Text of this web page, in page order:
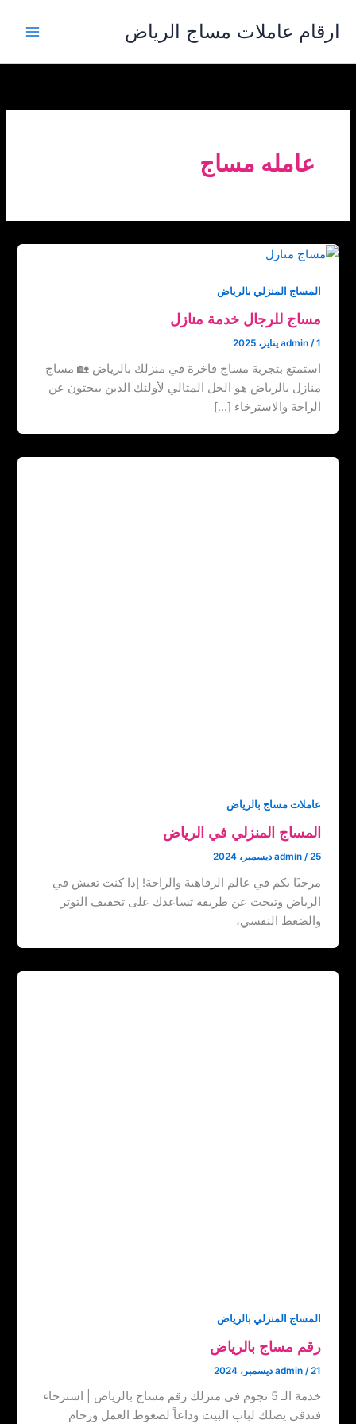
المحتوى
ارقام عاملات مساج الرياض
عامله مساج
المساج المنزلي بالرياض
مساج للرجال خدمة منازل
admin /1 يناير، 2025
استمتع بتجربة مساج فاخرة في منزلك بالرياض 🏡 مساج
منازل بالرياض هو الحل المثالي لأولئك الذين يبحثون عن
الراحة والاسترخاء […]
عاملات مساج بالرياض
المساج المنزلي في الرياض
admin /25 ديسمبر، 2024
مرحبًا بكم في عالم الرفاهية والراحة! إذا كنت تعيش في
الرياض وتبحث عن طريقة تساعدك على تخفيف التوتر
والضغط النفسي،
المساج المنزلي بالرياض
رقم مساج بالرياض
admin /21 ديسمبر، 2024
خدمة الـ 5 نجوم في منزلك رقم مساج بالرياض | استرخاء
فندقي يصلك لباب البيت وداعاً لضغوط العمل وزحام